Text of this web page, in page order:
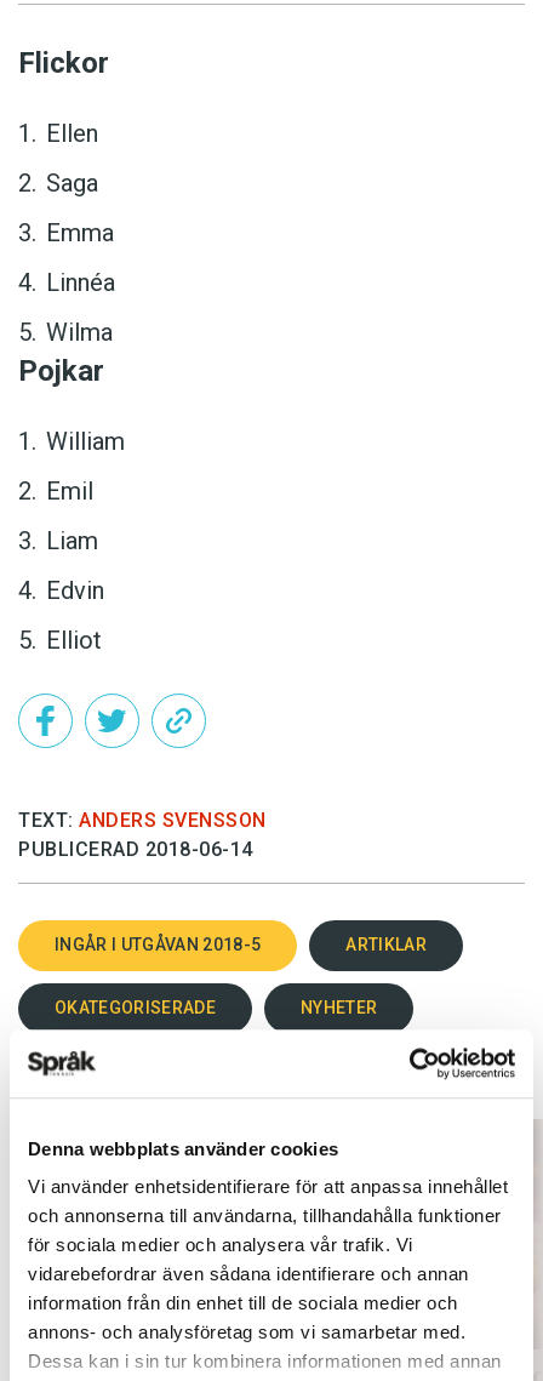
Denna webbplats använder cookies
Vi använder enhetsidentifierare för att anpassa innehållet
och annonserna till användarna, tillhandahålla funktioner
för sociala medier och analysera vår trafik. Vi
vidarebefordrar även sådana identifierare och annan
information från din enhet till de sociala medier och
annons- och analysföretag som vi samarbetar med.
Dessa kan i sin tur kombinera informationen med annan
Flickor
Ellen
Saga
Emma
Linnéa
Wilma
Pojkar
William
Emil
Liam
Edvin
Elliot
TEXT: ANDERS SVENSSON
PUBLICERAD 2018-06-14
INGÅR I UTGÅVAN 2018-5 ARTIKLAR
OKATEGORISERADE NYHETER